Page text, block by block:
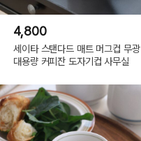
4,800
세이타 스탠다드 매트 머그컵 무광
대용량 커피잔 도자기컵 사무실